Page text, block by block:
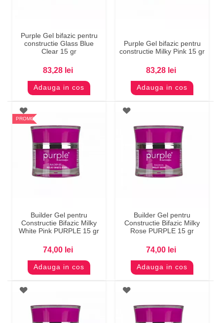
Purple Gel bifazic pentru
constructie Glass Blue
Clear 15 gr
83,28 lei
Adauga in cos
Purple Gel bifazic pentru
constructie Milky Pink 15 gr
83,28 lei
Adauga in cos
PROMO
Builder Gel pentru
Constructie Bifazic Milky
White Pink PURPLE 15 gr
74,00 lei
Adauga in cos
Builder Gel pentru
Constructie Bifazic Milky
Rose PURPLE 15 gr
74,00 lei
Adauga in cos